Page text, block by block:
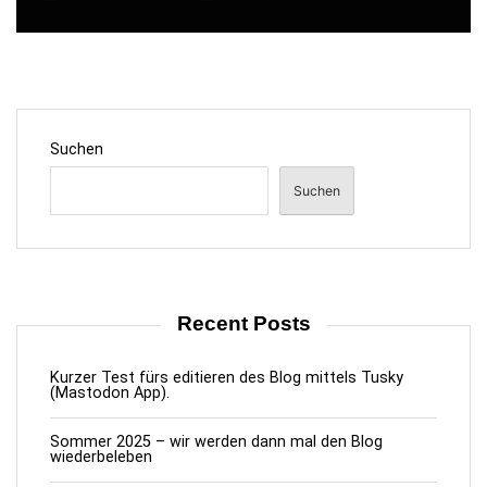
Suchen
Suchen
Recent Posts
Kurzer Test fürs editieren des Blog mittels Tusky
(Mastodon App).
Sommer 2025 – wir werden dann mal den Blog
wiederbeleben